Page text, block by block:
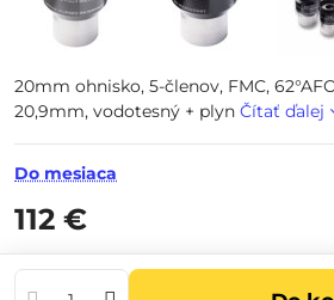
20mm ohnisko, 5-členov, FMC,
20,9mm, vodotesný + plyn Čítať ďalej
Do mesiaca
112 €